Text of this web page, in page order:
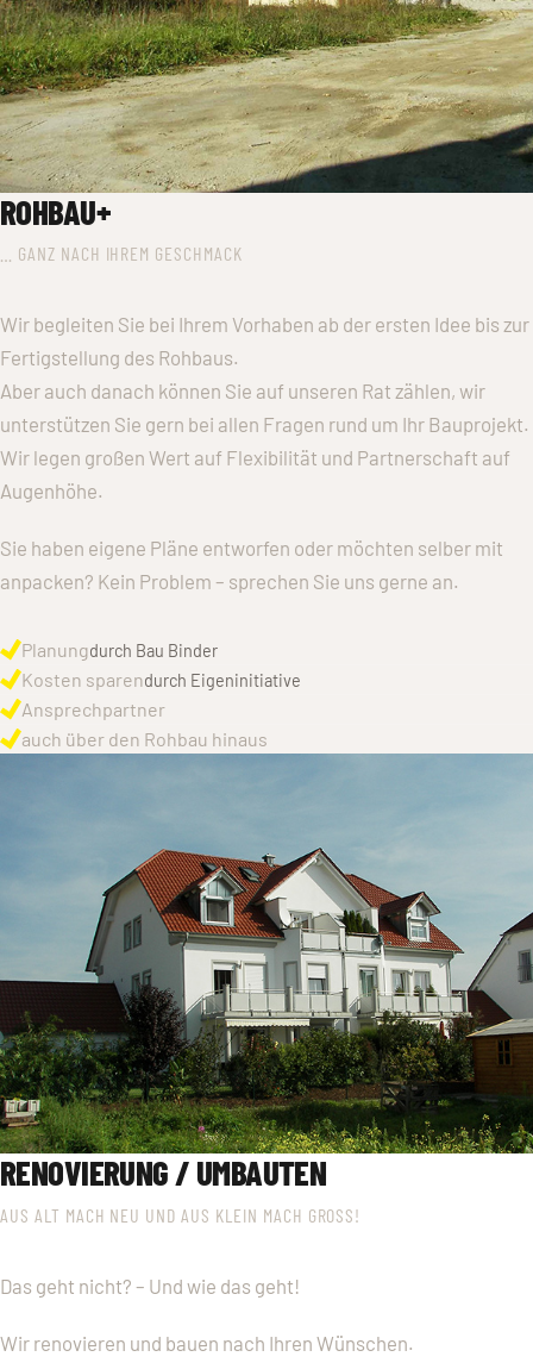
ROHBAU+
… GANZ NACH IHREM GESCHMACK
Wir begleiten Sie bei Ihrem Vorhaben ab der ersten Idee bis zur
Fertigstellung des Rohbaus.
Aber auch danach können Sie auf unseren Rat zählen, wir
unterstützen Sie gern bei allen Fragen rund um Ihr Bauprojekt.
Wir legen großen Wert auf Flexibilität und Partnerschaft auf
Augenhöhe.
Sie haben eigene Pläne entworfen oder möchten selber mit
anpacken? Kein Problem – sprechen Sie uns gerne an.
Planungdurch Bau Binder
Kosten sparendurch Eigeninitiative
Ansprechpartner
auch über den Rohbau hinaus
RENOVIERUNG / UMBAUTEN
AUS ALT MACH NEU UND AUS KLEIN MACH GROSS!
Das geht nicht? – Und wie das geht!
Wir renovieren und bauen nach Ihren Wünschen.